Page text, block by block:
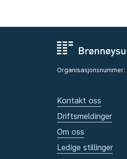
Organisasjonsnummer:
Kontakt oss
Driftsmeldinger
Om oss
Ledige stillinger